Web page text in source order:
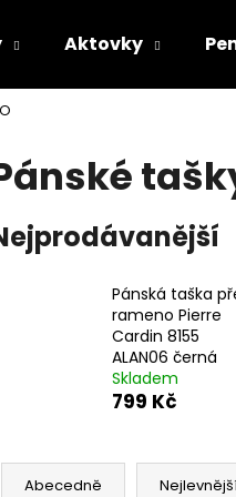
Aktovky
Pánská taška
rameno Pierre
Cardin 8155
ALAN06 černá
Skladem
799 Kč
Ř
Abecedně
Co potřebujete
Doporučujeme